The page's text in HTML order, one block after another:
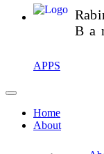
APPS
Home
About